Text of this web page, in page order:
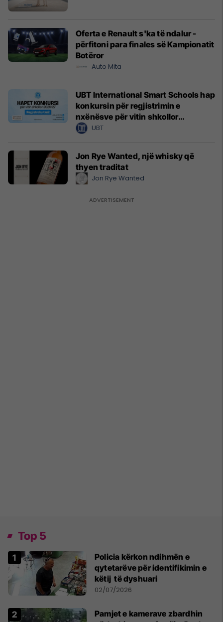
Oferta e Renault s'ka të ndalur -
përfitoni para finales së Kampionatit
Botëror
Auto Mita
UBT International Smart Schools hap
konkursin për regjistrimin e
nxënësve për vitin shkollor
2026/2027
UBT
Jon Rye Wanted, një whisky që
thyen traditat
Jon Rye Wanted
Top 5
Policia kërkon ndihmën e
qytetarëve për identifikimin e
këtij të dyshuari
02/07/2026
Pamjet e kamerave zbardhin